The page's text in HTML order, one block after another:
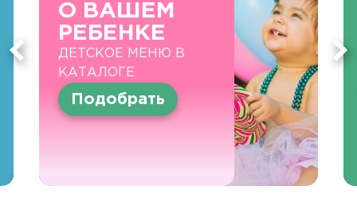
О ВАШЕМ
РЕБЕНКЕ
ДЕТСКОЕ МЕНЮ В
КАТАЛОГЕ
Подобрать